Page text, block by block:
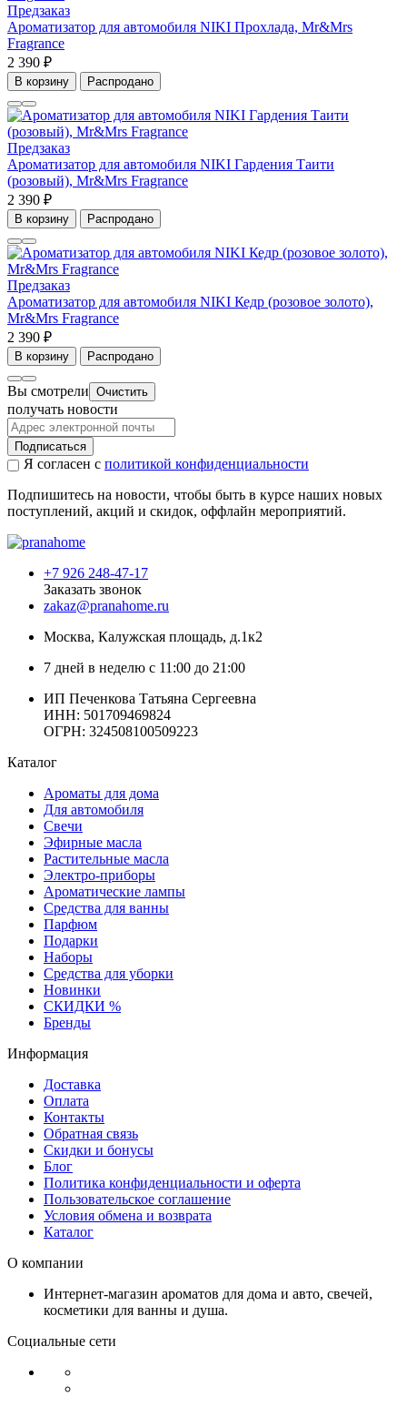
Предзаказ
Ароматизатор для автомобиля NIKI Прохлада, Mr&Mrs
Fragrance
2 390 ₽
В корзину Распродано
Предзаказ
Ароматизатор для автомобиля NIKI Гардения Таити
(розовый), Mr&Mrs Fragrance
2 390 ₽
В корзину Распродано
Предзаказ
Ароматизатор для автомобиля NIKI Кедр (розовое золото),
Mr&Mrs Fragrance
2 390 ₽
В корзину Распродано
Вы смотрели Очистить
получать новости
Подписаться
Я согласен с политикой конфиденциальности
Подпишитесь на новости, чтобы быть в курсе наших новых
поступлений, акций и скидок, оффлайн мероприятий.
+7 926 248-47-17
Заказать звонок
zakaz@pranahome.ru
Москва, Калужская площадь, д.1к2
7 дней в неделю с 11:00 до 21:00
ИП Печенкова Татьяна Сергеевна
ИНН: 501709469824
ОГРН: 324508100509223
Каталог
Ароматы для дома
Для автомобиля
Свечи
Эфирные масла
Растительные масла
Электро-приборы
Ароматические лампы
Средства для ванны
Парфюм
Подарки
Наборы
Средства для уборки
Новинки
СКИДКИ %
Бренды
Информация
Доставка
Оплата
Контакты
Обратная связь
Скидки и бонусы
Блог
Политика конфиденциальности и оферта
Пользовательское соглашение
Условия обмена и возврата
Каталог
О компании
Интернет-магазин ароматов для дома и авто, свечей,
косметики для ванны и душа.
Социальные сети